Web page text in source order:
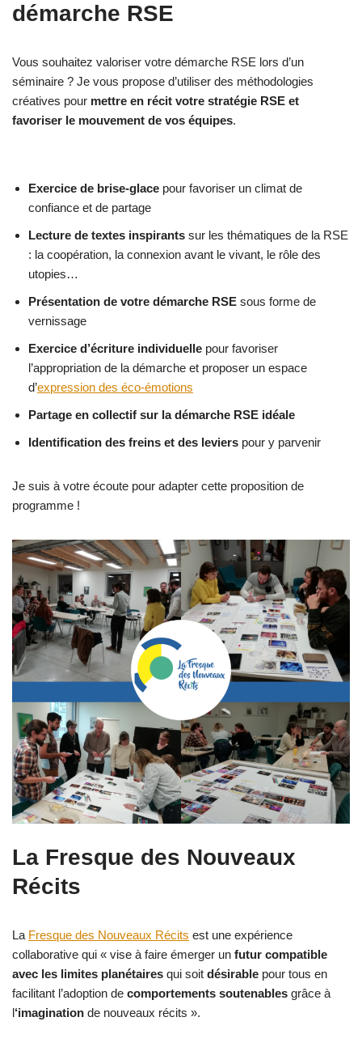
démarche RSE
Vous souhaitez valoriser votre démarche RSE lors d’un
séminaire ? Je vous propose d’utiliser des méthodologies
créatives pour mettre en récit votre stratégie RSE et
favoriser le mouvement de vos équipes.
Exercice de brise-glace pour favoriser un climat de
confiance et de partage
Lecture de textes inspirants sur les thématiques de la RSE
: la coopération, la connexion avant le vivant, le rôle des
utopies…
Présentation de votre démarche RSE sous forme de
vernissage
Exercice d’écriture individuelle pour favoriser
l’appropriation de la démarche et proposer un espace
d’expression des éco-émotions
Partage en collectif sur la démarche RSE idéale
Identification des freins et des leviers pour y parvenir
Je suis à votre écoute pour adapter cette proposition de
programme !
La Fresque des Nouveaux
Récits
La Fresque des Nouveaux Récits est une expérience
collaborative qui « vise à faire émerger un futur compatible
avec les limites planétaires qui soit désirable pour tous en
facilitant l’adoption de comportements soutenables grâce à
l‘imagination de nouveaux récits ».